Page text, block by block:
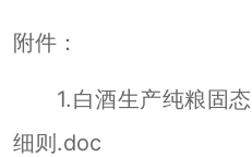
附件：
1.白酒生产纯粮 固态
细则 .doc